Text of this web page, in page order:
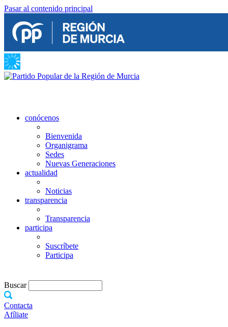
Pasar al contenido principal
conócenos
Bienvenida
Organigrama
Sedes
Nuevas Generaciones
actualidad
Noticias
transparencia
Transparencia
participa
Suscríbete
Participa
Buscar
Contacta
Afíliate